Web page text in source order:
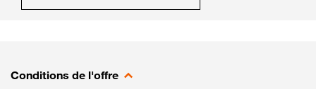
Conditions de l'offre